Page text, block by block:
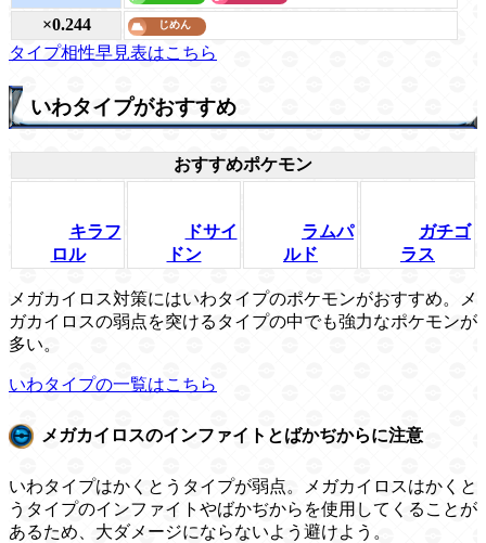
×0.244
タイプ相性早見表はこちら
いわタイプがおすすめ
おすすめポケモン
キラフ
ロル
ドサイ
ドン
ラムパ
ルド
ガチゴ
ラス
メガカイロス対策にはいわタイプのポケモンがおすすめ。メ
ガカイロスの弱点を突けるタイプの中でも強力なポケモンが
多い。
いわタイプの一覧はこちら
メガカイロスのインファイトとばかぢからに注意
いわタイプはかくとうタイプが弱点。メガカイロスはかくと
うタイプのインファイトやばかぢからを使用してくることが
あるため、大ダメージにならないよう避けよう。